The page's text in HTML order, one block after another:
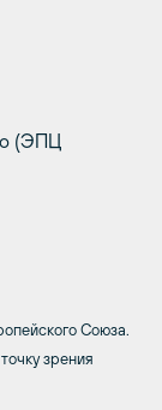
(ЭПЦ
Союза.
зрения